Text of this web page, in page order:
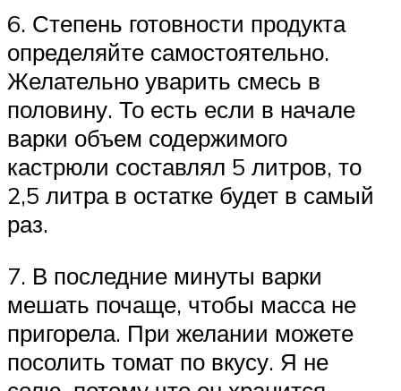
6. Степень готовности продукта
определяйте самостоятельно.
Желательно уварить смесь в
половину. То есть если в начале
варки объем содержимого
кастрюли составлял 5 литров, то
2,5 литра в остатке будет в самый
раз.
7. В последние минуты варки
мешать почаще, чтобы масса не
пригорела. При желании можете
посолить томат по вкусу. Я не